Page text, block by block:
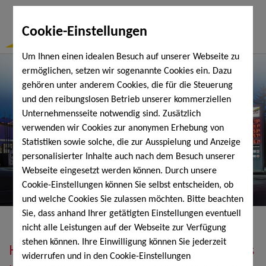
Cookie-Einstellungen
Um Ihnen einen idealen Besuch auf unserer Webseite zu
ermöglichen, setzen wir sogenannte Cookies ein. Dazu
gehören unter anderem Cookies, die für die Steuerung
und den reibungslosen Betrieb unserer kommerziellen
Unternehmensseite notwendig sind. Zusätzlich
verwenden wir Cookies zur anonymen Erhebung von
Statistiken sowie solche, die zur Ausspielung und Anzeige
personalisierter Inhalte auch nach dem Besuch unserer
Webseite eingesetzt werden können. Durch unsere
Cookie-Einstellungen können Sie selbst entscheiden, ob
und welche Cookies Sie zulassen möchten. Bitte beachten
Sie, dass anhand Ihrer getätigten Einstellungen eventuell
nicht alle Leistungen auf der Webseite zur Verfügung
stehen können. Ihre Einwilligung können Sie jederzeit
widerrufen und in den Cookie-Einstellungen
Heizöl, Diesel, Schmierstoffe, Holzpellets